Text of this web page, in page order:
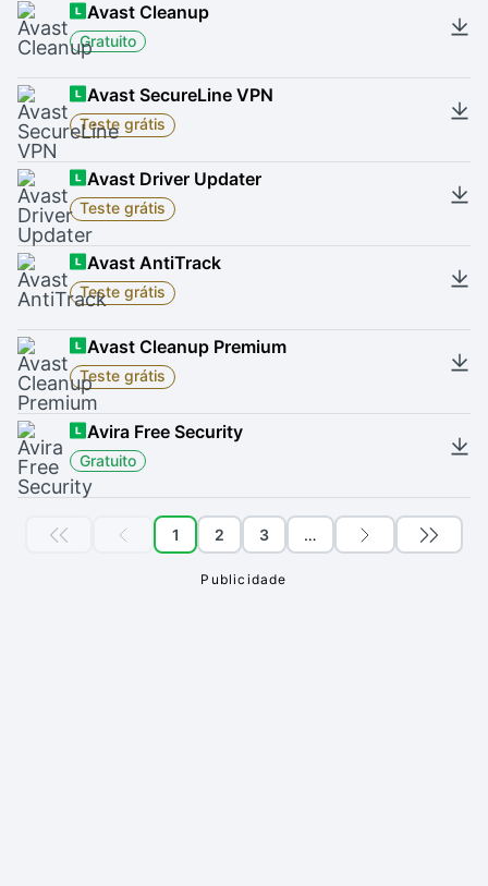
Avast Cleanup
Gratuito
Avast SecureLine VPN
Teste grátis
Avast Driver Updater
Teste grátis
Avast AntiTrack
Teste grátis
Avast Cleanup Premium
Teste grátis
Avira Free Security
Gratuito
1 2 3 …